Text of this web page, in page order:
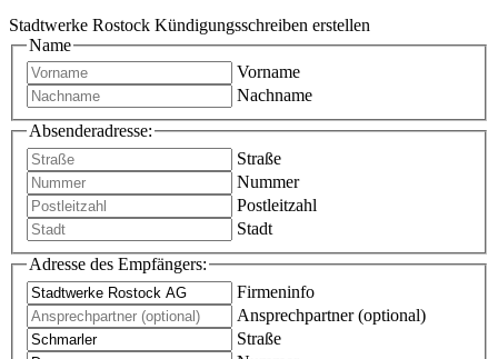
Stadtwerke Rostock Kündigungsschreiben erstellen
Name
Vorname
Nachname
Absenderadresse:
Straße
Nummer
Postleitzahl
Stadt
Adresse des Empfängers:
Firmeninfo
Ansprechpartner (optional)
Straße